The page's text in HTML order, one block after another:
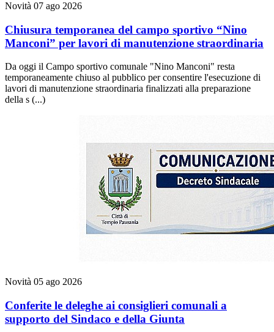
Novità 07 ago 2026
Chiusura temporanea del campo sportivo “Nino
Manconi” per lavori di manutenzione straordinaria
Da oggi il Campo sportivo comunale "Nino Manconi" resta
temporaneamente chiuso al pubblico per consentire l'esecuzione di
lavori di manutenzione straordinaria finalizzati alla preparazione
della s (...)
Novità 05 ago 2026
Conferite le deleghe ai consiglieri comunali a
supporto del Sindaco e della Giunta